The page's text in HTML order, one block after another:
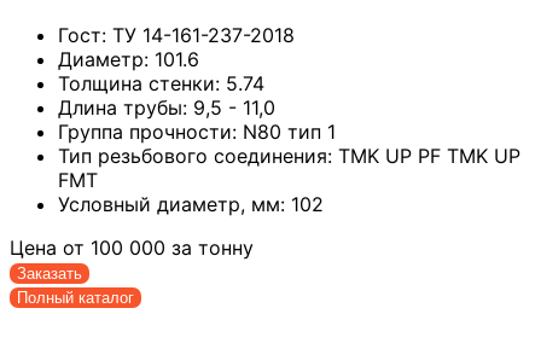
Гост: ТУ 14-161-237-2018
Диаметр: 101.6
Толщина стенки: 5.74
Длина трубы: 9,5 - 11,0
Группа прочности: N80 тип 1
Тип резьбового соединения: TMK UP PF TMK UP
FMT
Условный диаметр, мм: 102
Цена от 100 000 за тонну
Заказать
Полный каталог